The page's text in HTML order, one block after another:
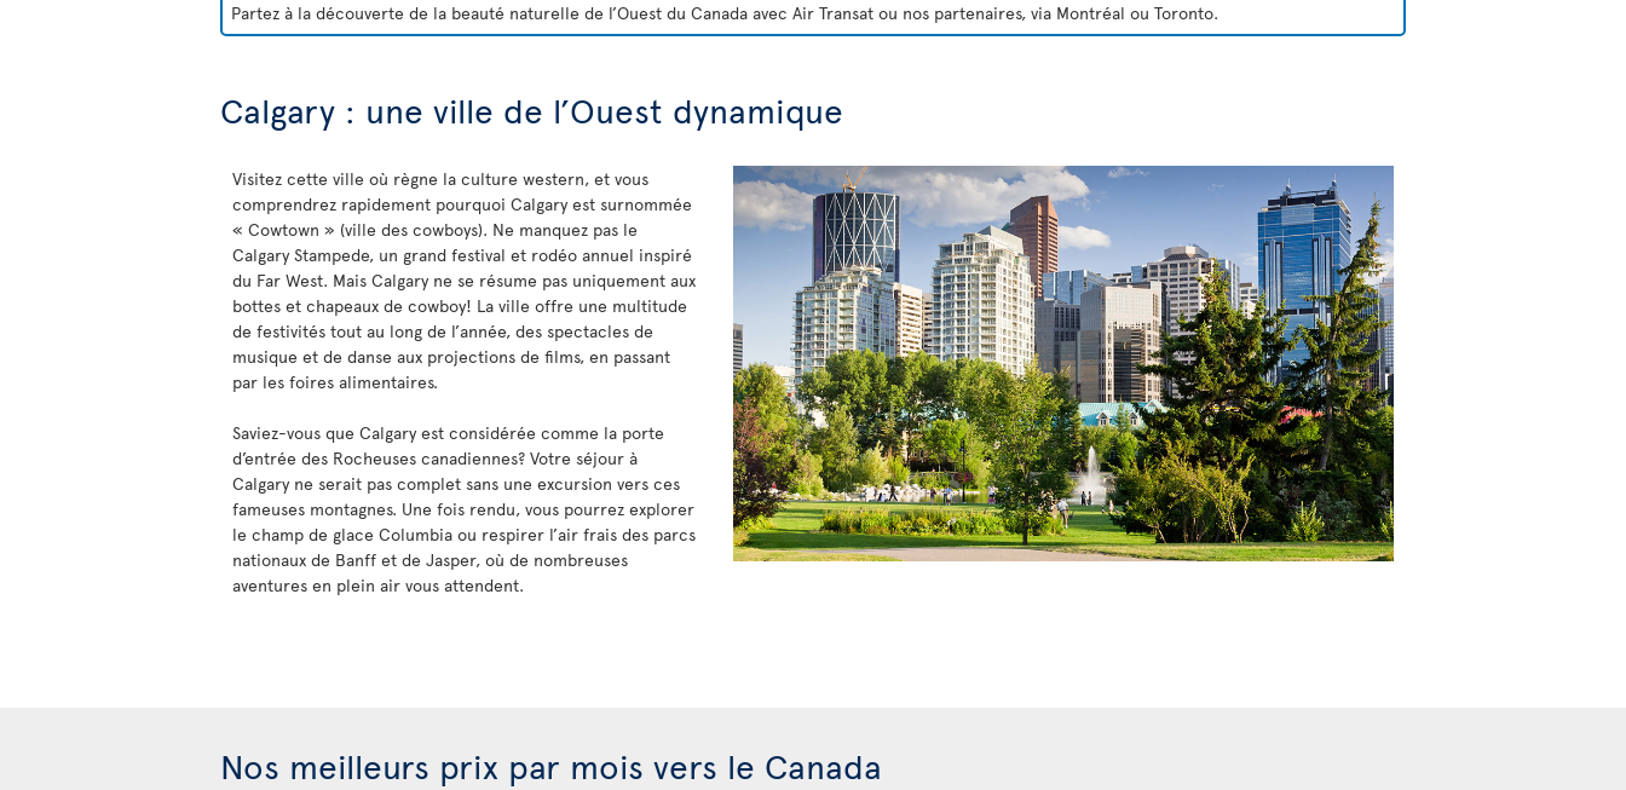
Partez à la découverte de la beauté naturelle de l’Ouest du Canada avec Air Transat ou nos partenaires, via Montréal ou Toronto.
Calgary : une ville de l’Ouest dynamique
Visitez cette ville où règne la culture western, et vous
comprendrez rapidement pourquoi Calgary est surnommée
« Cowtown » (ville des cowboys). Ne manquez pas le
Calgary Stampede, un grand festival et rodéo annuel inspiré
du Far West. Mais Calgary ne se résume pas uniquement aux
bottes et chapeaux de cowboy! La ville offre une multitude
de festivités tout au long de l’année, des spectacles de
musique et de danse aux projections de films, en passant
par les foires alimentaires.
Saviez-vous que Calgary est considérée comme la porte
d’entrée des Rocheuses canadiennes? Votre séjour à
Calgary ne serait pas complet sans une excursion vers ces
fameuses montagnes. Une fois rendu, vous pourrez explorer
le champ de glace Columbia ou respirer l’air frais des parcs
nationaux de Banff et de Jasper, où de nombreuses
aventures en plein air vous attendent.
Nos meilleurs prix par mois vers le Canada